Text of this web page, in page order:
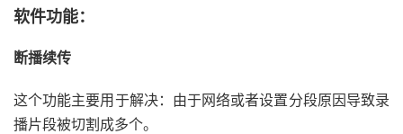
软件功能：
断播续传
这个功能主要用于解决：由于网络或者设置分段原因导致录
播片段被切割成多个。